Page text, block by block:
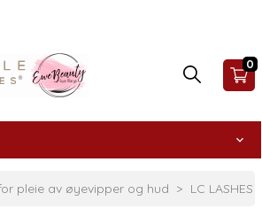
0
pleie av øyevipper og hud LC LASHES